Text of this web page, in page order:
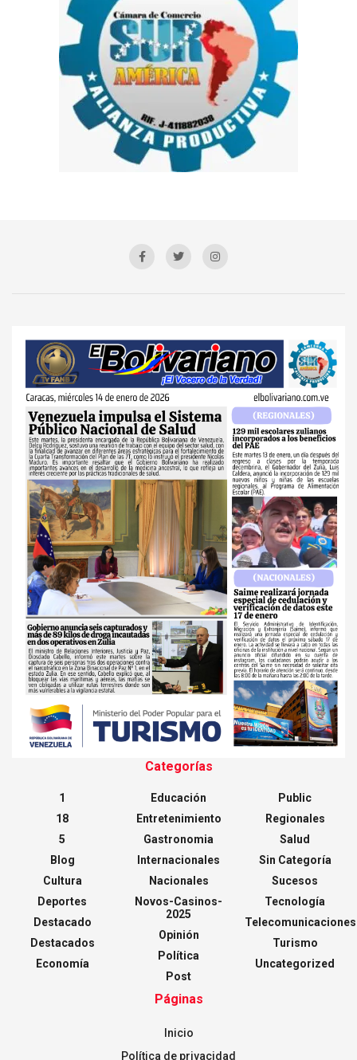
Categorías
1
18
5
Blog
Cultura
Deportes
Destacado
Destacados
Economía
Educación
Entretenimiento
Gastronomia
Internacionales
Nacionales
Novos-Casinos-
2025
Opinión
Política
Post
Public
Regionales
Salud
Sin Categoría
Sucesos
Tecnología
Telecomunicaciones
Turismo
Uncategorized
Páginas
Inicio
Política de privacidad